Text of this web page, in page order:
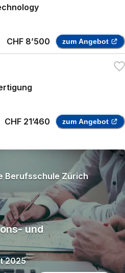
CHF 8’500 zum Angebot
CHF 21’460 zum Angebot
Berufsschule Zürich
und
2025